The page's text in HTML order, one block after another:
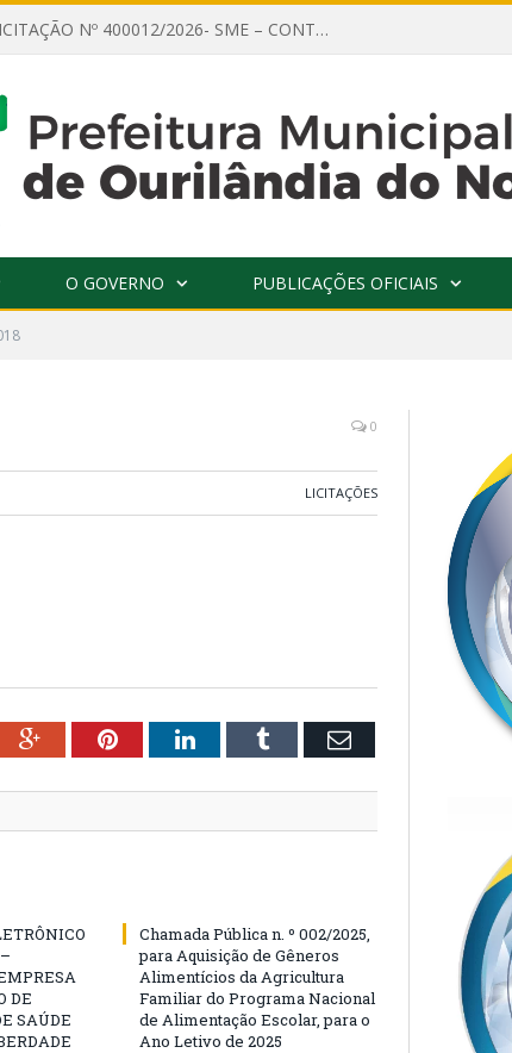
AVISO DE DISPENSA DE LICITAÇÃO Nº 400012/2026- SME – CONTRATAÇÃO DE EMPRESA ESPECIALIZADA PARA LOCAÇÃO DE ÔNIBUS EXECUTIVO COM CAPACIDADE DE 60 (SESSENTA) POLTRONAS, PARA TRANSPORTAR PROFESSORES RESPONSÁVEIS E ALUNOS PARA BRASÍLIA, COM SAÍDA DIA 10/08/2026 E RETORNO DIA 14/08/2026
O GOVERNO PUBLICAÇÕES OFICIAIS
0
LICITAÇÕES
Google+PinterestLinkedInTumblr Email
DE
SAÚDE
Chamada Pública n. º 002/2025,
para Aquisição de Gêneros
Alimentícios da Agricultura
Familiar do Programa Nacional
de Alimentação Escolar, para o
Ano Letivo de 2025